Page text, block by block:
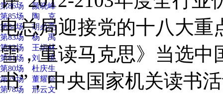
第86场 颜晓峰
第85场 陶 克
第84场 胡必亮
第83场 杨 禹
第82场 王炳林
第81场 刘 统
第80场 杜庆生
第79场 董耀会
第78场 邢云文
电总局迎接党的十八大重
雪，重读马克思》当选中
书”，中央国家机关读书